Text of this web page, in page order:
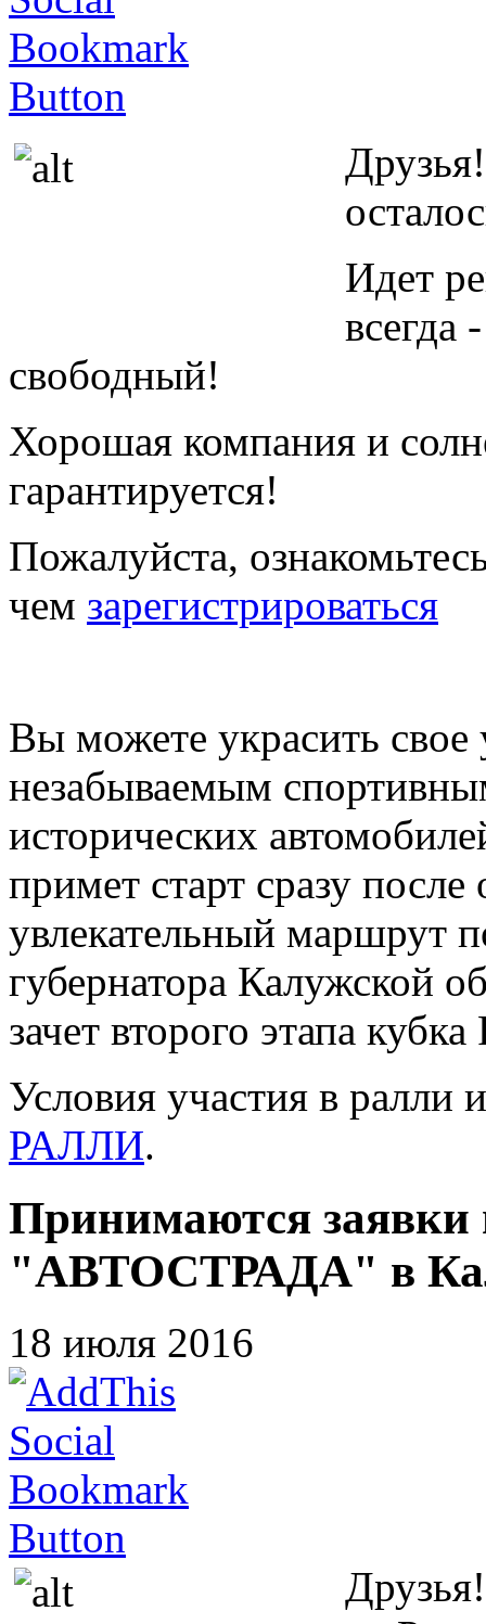
Идет
всегда
свободный!
Хорошая компания и
гарантируется!
Пожалуйста,
чем зарегистрироваться
Вы можете украсить свое
незабываемым
исторических
примет старт сразу
увлекательный маршрут
губернатора Калужской
зачет второго этапа
Условия участия в ралли
РАЛЛИ.
Принимаются
"АВТОСТРАДА" в
18 июля 2016